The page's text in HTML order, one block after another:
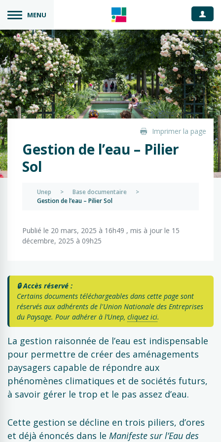
MENU
Imprimer la page
Gestion de l’eau – Pilier
Sol
Unep > Base documentaire
>
Gestion de l’eau – Pilier Sol
Publié le 20 mars, 2025 à 16h49 , mis à jour le 15
décembre, 2025 à 09h25
🔒 Accès réservé :
Certains documents téléchargeables dans cette page sont
réservés aux adhérents de l'Union Nationale des Entreprises
du Paysage. Pour adhérer à l’Unep, cliquez ici.
La gestion raisonnée de l’eau est indispensable
pour permettre de créer des aménagements
paysagers capable de répondre aux
phénomènes climatiques et de sociétés futurs,
à savoir gérer le trop et le pas assez d’eau.
Cette gestion se décline en trois piliers, d’ores
et déjà énoncés dans le Manifeste sur l’Eau des